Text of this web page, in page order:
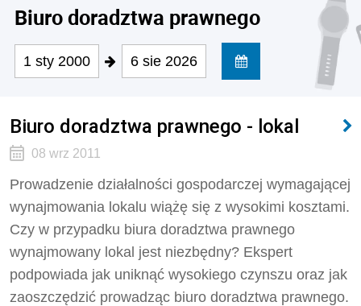
Biuro doradztwa prawnego
1 sty 2000 6 sie 2026
Biuro doradztwa prawnego - lokal
08 wrz 2011
Prowadzenie działalności gospodarczej wymagającej
wynajmowania lokalu wiążę się z wysokimi kosztami.
Czy w przypadku biura doradztwa prawnego
wynajmowany lokal jest niezbędny? Ekspert
podpowiada jak uniknąć wysokiego czynszu oraz jak
zaoszczędzić prowadząc biuro doradztwa prawnego.